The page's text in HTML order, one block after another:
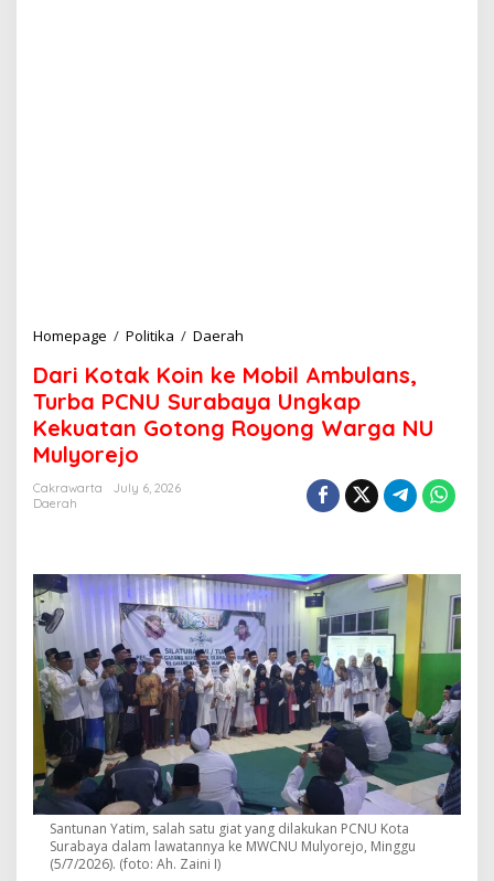
Homepage / Politika / Daerah
r
i
K
o
n
k
e
M
o
b
i
l
A
m
u
l
a
n
Dari Kotak Koin ke Mobil Ambulans,
Turba PCNU Surabaya Ungkap
Kekuatan Gotong Royong Warga NU
Mulyorejo
Cakrawarta
July 6, 2026
Daerah
Santunan Yatim, salah satu giat yang dilakukan PCNU Kota
Surabaya dalam lawatannya ke MWCNU Mulyorejo, Minggu
(5/7/2026). (foto: Ah. Zaini I)